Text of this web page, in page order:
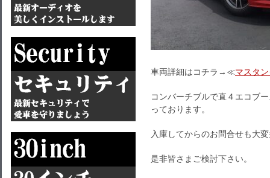
車両詳細はコチラ→≪マスタ
コンバーチブルで直４エコブ
っております。
入庫してからのお問合せも大
是非皆さまご検討下さい。